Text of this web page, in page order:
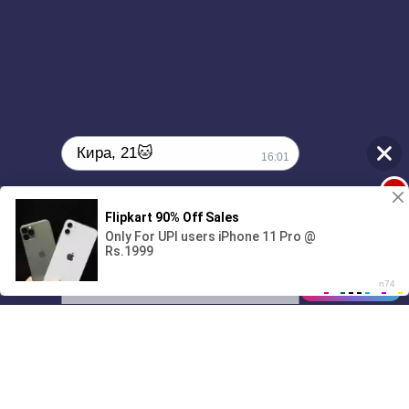
01/07
00:00
Кира, 21🐱 16:01
Поиграешь со мной? 💖🐾
1